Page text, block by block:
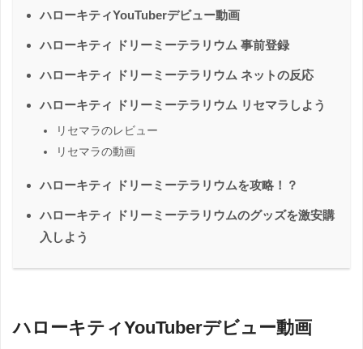
ハローキティYouTuberデビュー動画
ハローキティ ドリーミーテラリウム 事前登録
ハローキティ ドリーミーテラリウム ネットの反応
ハローキティ ドリーミーテラリウム リセマラしよう
リセマラのレビュー
リセマラの動画
ハローキティ ドリーミーテラリウムを攻略！？
ハローキティ ドリーミーテラリウムのグッズを激安購
入しよう
ハローキティYouTuberデビュー動画